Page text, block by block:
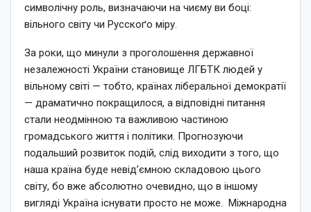
символічну роль, визначаючи на чиєму ви боці:
вільного світу чи Русскоґо міру.
За роки, що минули з проголошення державної
незалежності України становище ЛГБТК людей у
вільному світі — тобто, країнах ліберальної демократії
— драматично покращилося, а відповідні питання
стали неодмінною та важливою частиною
громадського життя і політики. Прогнозуючи
подальший розвиток подій, слід виходити з того, що
наша країна буде невід’ємною складовою цього
світу, бо вже абсолютно очевидно, що в іншому
вигляді Україна існувати просто не може. Міжнародна